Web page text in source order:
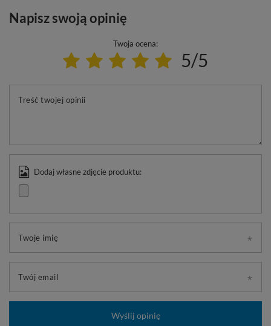
Napisz swoją opinię
Twoja ocena:
5/5
Treść twojej opinii
Dodaj własne zdjęcie produktu:
Twoje imię
Twój email
Wyślij opinię